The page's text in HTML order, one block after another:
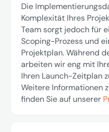
Die
Komplexität Ihres
Team sorgt jedoch für
Scoping-Prozess und
Projektplan. Während
arbeiten wir eng mit
Ihren Launch-Zeitplan
Weitere Informationen
finden Sie auf unserer